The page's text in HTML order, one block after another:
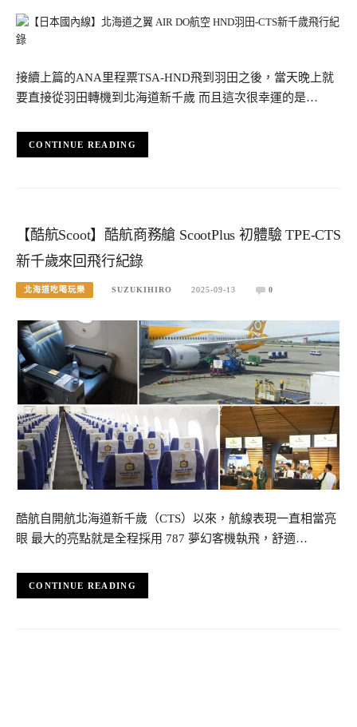
接續上篇的ANA里程票TSA-HND飛到羽田之後，當天晚上就
要直接從羽田轉機到北海道新千歲 而且這次很幸運的是…
CONTINUE READING
【酷航Scoot】酷航商務艙 ScootPlus 初體驗 TPE-CTS
新千歲來回飛行紀錄
北海道吃喝玩樂 SUZUKIHIRO 2025-09-13 0
酷航自開航北海道新千歲（CTS）以來，航線表現一直相當亮
眼 最大的亮點就是全程採用 787 夢幻客機執飛，舒適…
CONTINUE READING